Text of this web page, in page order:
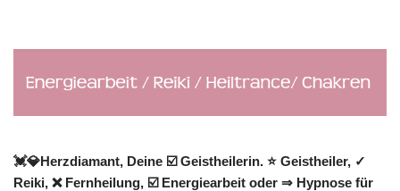
💓️💎Herzdiamant, Deine ☑️ Geistheilerin. ⭐ Geistheiler, ✓
Reiki, ❌ Fernheilung, ☑️ Energiearbeit oder ⇒ Hypnose für